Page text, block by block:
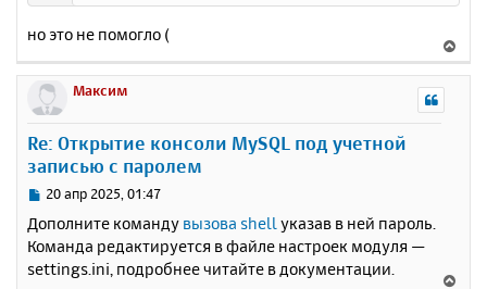
но это не помогло (
е
Максим
Re: Открытие консоли MySQL под учетной
записью с паролем
С
о
б
щ
20 апр 2025, 01:47
Дополните команду вызова shellуказав в ней пароль.
Команда редактируется в файле настроек модуля —
settings.ini, подробнее читайте в документации.